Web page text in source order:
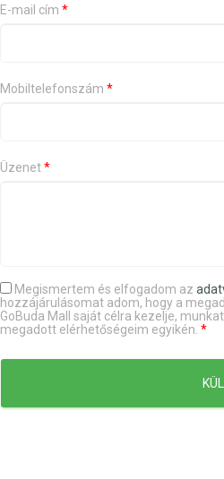
E-mail cím *
Mobiltelefonszám *
Üzenet*
Megismertem és elfogadom az
hozzájárulásomat adom, hogy a
GoBuda Mall saját célra kezelje,
megadott elérhetőségeim egyikén. *